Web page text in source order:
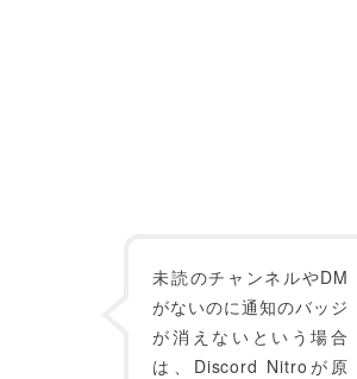
未読のチャンネルやDM
がないのに通知のバッジ
が消えないという場合
は、Discord Nitroが原